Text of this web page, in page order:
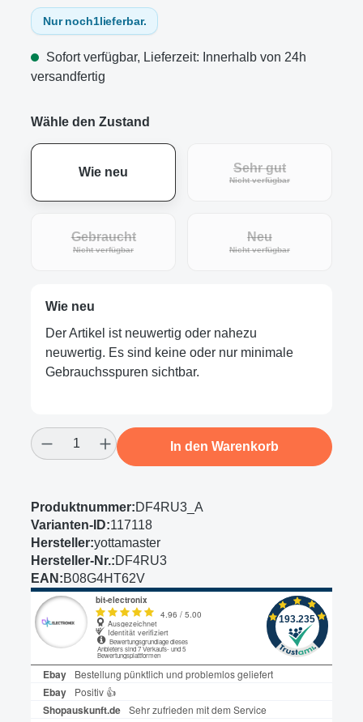
Nur noch1lieferbar.
Sofort verfügbar, Lieferzeit: Innerhalb von 24h
versandfertig
Wähle den Zustand
Wie neu Sehr gut
Nicht verfügbar(Diese Option ist
Gebraucht
Nicht verfügbar(Diese Option ist zurzeit nicht verfügbar.)
Neu
Nicht verfügbar(Diese Option ist
Wie neu
Der Artikel ist neuwertig oder nahezu
neuwertig. Es sind keine oder nur minimale
Gebrauchsspuren sichtbar.
Produkt Anzahl: Gib den gewünschten
In den Warenkorb
Produktnummer:DF4RU3_A
Varianten-ID:117118
Hersteller:yottamaster
Hersteller-Nr.:DF4RU3
EAN:B08G4HT62V